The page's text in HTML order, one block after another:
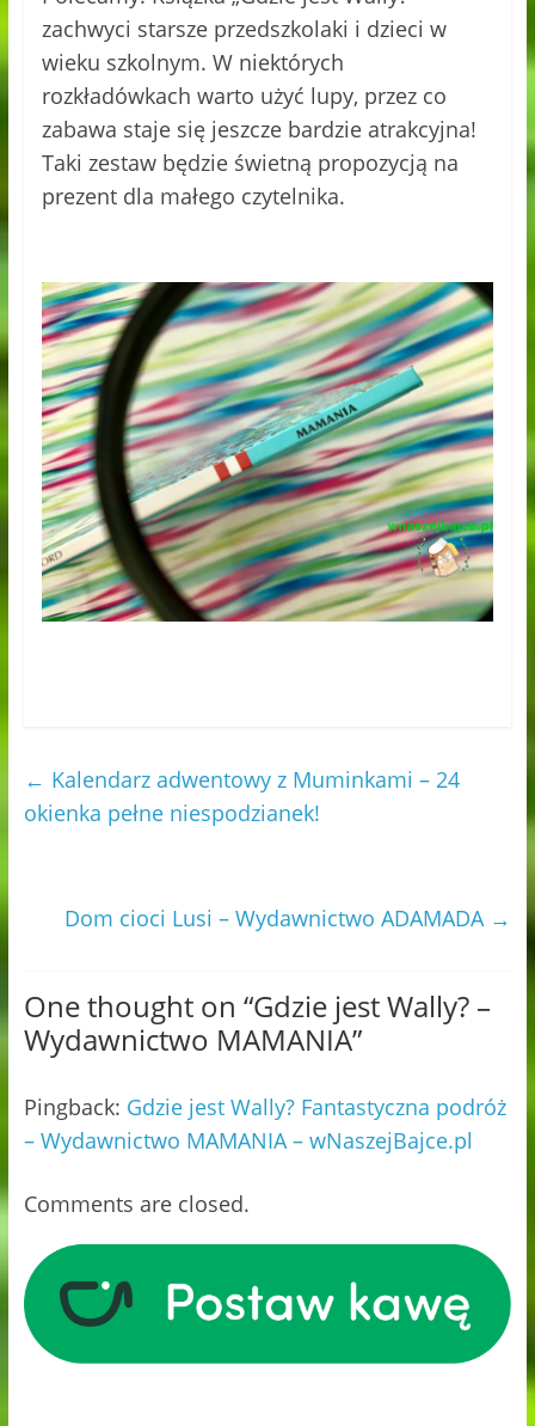
zachwyci starsze przedszkolaki i dzieci w
wieku szkolnym. W niektórych
rozkładówkach warto użyć lupy, przez co
zabawa staje się jeszcze bardzie atrakcyjna!
Taki zestaw będzie świetną propozycją na
prezent dla małego czytelnika.
← Kalendarz adwentowy z Muminkami – 24
okienka pełne niespodzianek!
Dom cioci Lusi – Wydawnictwo ADAMADA →
One thought on “Gdzie jest Wally? –
Wydawnictwo MAMANIA”
Pingback: Gdzie jest Wally? Fantastyczna podróż
– Wydawnictwo MAMANIA – wNaszejBajce.pl
Comments are closed.